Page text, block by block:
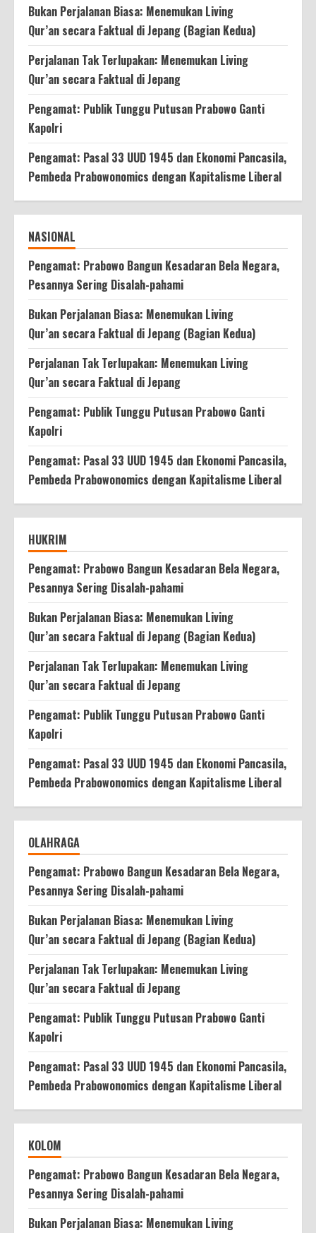
Bukan Perjalanan Biasa: Menemukan Living
Qur’an secara Faktual di Jepang (Bagian Kedua)
Perjalanan Tak Terlupakan: Menemukan Living
Qur’an secara Faktual di Jepang
Pengamat: Publik Tunggu Putusan Prabowo Ganti
Kapolri
Pengamat: Pasal 33 UUD 1945 dan Ekonomi Pancasila,
Pembeda Prabowonomics dengan Kapitalisme Liberal
NASIONAL
Pengamat: Prabowo Bangun Kesadaran Bela Negara,
Pesannya Sering Disalah-pahami
Bukan Perjalanan Biasa: Menemukan Living
Qur’an secara Faktual di Jepang (Bagian Kedua)
Perjalanan Tak Terlupakan: Menemukan Living
Qur’an secara Faktual di Jepang
Pengamat: Publik Tunggu Putusan Prabowo Ganti
Kapolri
Pengamat: Pasal 33 UUD 1945 dan Ekonomi Pancasila,
Pembeda Prabowonomics dengan Kapitalisme Liberal
HUKRIM
Pengamat: Prabowo Bangun Kesadaran Bela Negara,
Pesannya Sering Disalah-pahami
Bukan Perjalanan Biasa: Menemukan Living
Qur’an secara Faktual di Jepang (Bagian Kedua)
Perjalanan Tak Terlupakan: Menemukan Living
Qur’an secara Faktual di Jepang
Pengamat: Publik Tunggu Putusan Prabowo Ganti
Kapolri
Pengamat: Pasal 33 UUD 1945 dan Ekonomi Pancasila,
Pembeda Prabowonomics dengan Kapitalisme Liberal
OLAHRAGA
Pengamat: Prabowo Bangun Kesadaran Bela Negara,
Pesannya Sering Disalah-pahami
Bukan Perjalanan Biasa: Menemukan Living
Qur’an secara Faktual di Jepang (Bagian Kedua)
Perjalanan Tak Terlupakan: Menemukan Living
Qur’an secara Faktual di Jepang
Pengamat: Publik Tunggu Putusan Prabowo Ganti
Kapolri
Pengamat: Pasal 33 UUD 1945 dan Ekonomi Pancasila,
Pembeda Prabowonomics dengan Kapitalisme Liberal
KOLOM
Pengamat: Prabowo Bangun Kesadaran Bela Negara,
Pesannya Sering Disalah-pahami
Bukan Perjalanan Biasa: Menemukan Living